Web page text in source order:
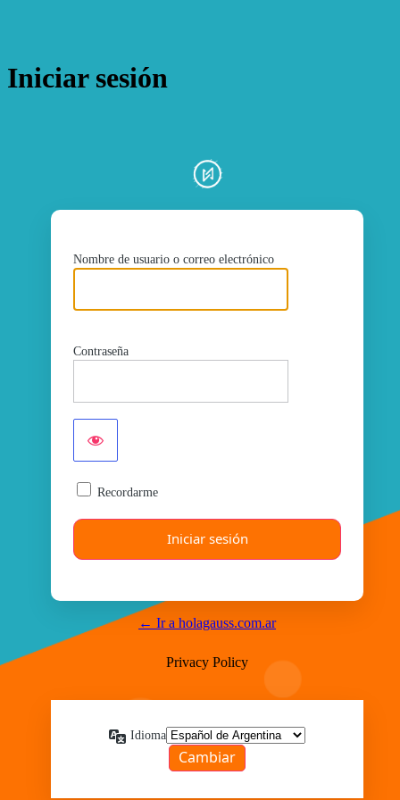
Iniciar sesión
Nombre de usuario o correo electrónico
Contraseña
Recordarme
← Ir a holagauss.com.ar
Privacy Policy
Idioma